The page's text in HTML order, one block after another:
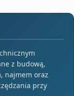
z budową,
najmem oraz
przy